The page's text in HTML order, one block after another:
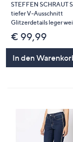
STEFFEN SCHRAUT
tiefer V-Ausschnitt
Glitzerdetails leger
€ 99,99
In den